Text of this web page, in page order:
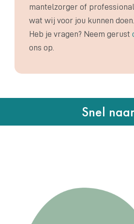
mantelzorger of
wat wij voor jou kunnen doen.
Heb je vragen? Neem gerust
ons op.
Snel